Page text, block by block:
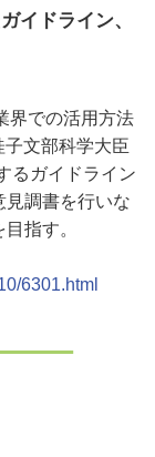
イドライン、
界での活用方法
文部科学大臣
るガイドライン
見調書を行いな
指す。
6301.html